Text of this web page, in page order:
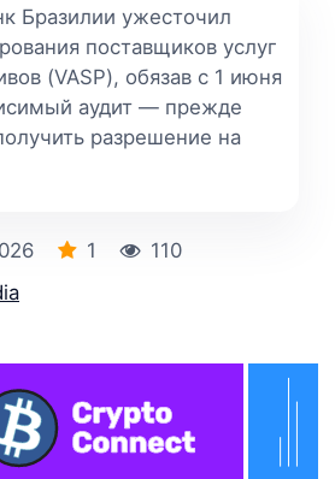
Бразилии ужесточил
поставщиков услуг
(VASP), обязав с 1 июня
аудит — прежде
разрешение на
1
110